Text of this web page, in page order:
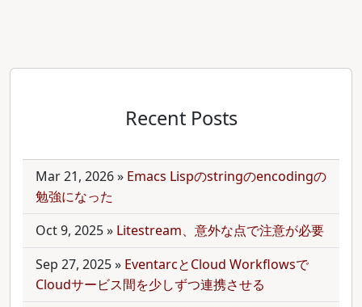
Recent Posts
Mar 21, 2026» Emacs Lispのstringのencodingの
勉強になった
Oct 9, 2025» Litestream、意外な点で注意が必要
Sep 27, 2025» EventarcとCloud Workflowsで
Cloudサービス間を少しずつ連携させる